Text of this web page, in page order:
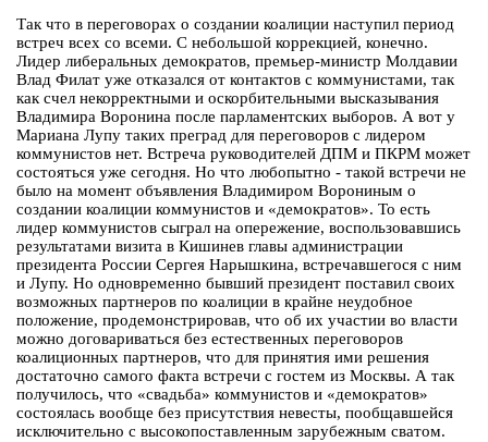
Так что в переговорах о создании коалиции наступил период
встреч всех со всеми. С небольшой коррекцией, конечно.
Лидер либеральных демократов, премьер-министр Молдавии
Влад Филат уже отказался от контактов с коммунистами, так
как счел некорректными и оскорбительными высказывания
Владимира Воронина после парламентских выборов. А вот у
Мариана Лупу таких преград для переговоров с лидером
коммунистов нет. Встреча руководителей ДПМ и ПКРМ может
состояться уже сегодня. Но что любопытно - такой встречи не
было на момент объявления Владимиром Ворониным о
создании коалиции коммунистов и «демократов». То есть
лидер коммунистов сыграл на опережение, воспользовавшись
результатами визита в Кишинев главы администрации
президента России Сергея Нарышкина, встречавшегося с ним
и Лупу. Но одновременно бывший президент поставил своих
возможных партнеров по коалиции в крайне неудобное
положение, продемонстрировав, что об их участии во власти
можно договариваться без естественных переговоров
коалиционных партнеров, что для принятия ими решения
достаточно самого факта встречи с гостем из Москвы. А так
получилось, что «свадьба» коммунистов и «демократов»
состоялась вообще без присутствия невесты, пообщавшейся
исключительно с высокопоставленным зарубежным сватом.